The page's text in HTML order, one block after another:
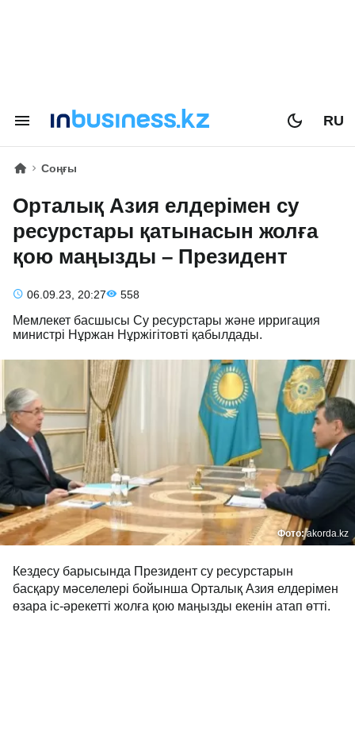
RU
Соңғы
Орталық Азия елдерімен су
ресурстары қатынасын жолға
қою маңызды – Президент
06.09.23, 20:27 558
Мемлекет басшысы Су ресурстары және ирригация
министрі Нұржан Нұржігітовті қабылдады.
Фото:akorda.kz
Кездесу барысында Президент су ресурстарын
басқару мәселелері бойынша Орталық Азия елдерімен
өзара іс-әрекетті жолға қою маңызды екенін атап өтті.